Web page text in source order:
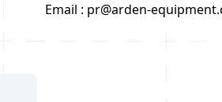
Email : pr@arden-